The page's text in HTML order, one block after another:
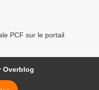
PCF sur le portail
Overblog